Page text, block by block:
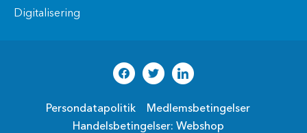
Digitalisering
Persondatapolitik
Medlemsbetingelser
Handelsbetingelser: Webshop